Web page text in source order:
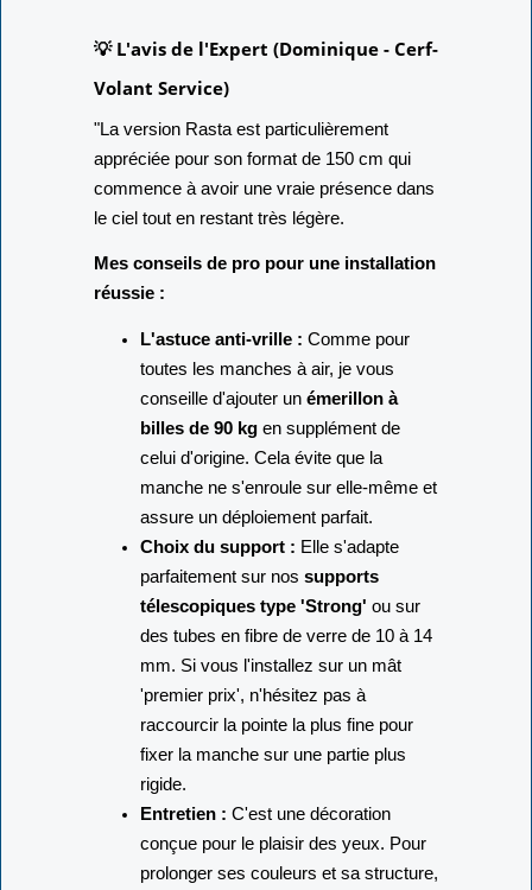
💡 L'avis de l'Expert (Dominique - Cerf-
Volant Service)
"La version Rasta est particulièrement
appréciée pour son format de 150 cm qui
commence à avoir une vraie présence dans
le ciel tout en restant très légère.
Mes conseils de pro pour une installation
réussie :
L'astuce anti-vrille : Comme pour
toutes les manches à air, je vous
conseille d'ajouter un émerillon à
billes de 90 kgen supplément de
celui d'origine. Cela évite que la
manche ne s'enroule sur elle-même et
assure un déploiement parfait.
Choix du support : Elle s'adapte
parfaitement sur nos supports
télescopiques type 'Strong' ou sur
des tubes en fibre de verre de 10 à 14
mm. Si vous l'installez sur un mât
'premier prix', n'hésitez pas à
raccourcir la pointe la plus fine pour
fixer la manche sur une partie plus
rigide.
Entretien : C'est une décoration
conçue pour le plaisir des yeux. Pour
prolonger ses couleurs et sa structure,